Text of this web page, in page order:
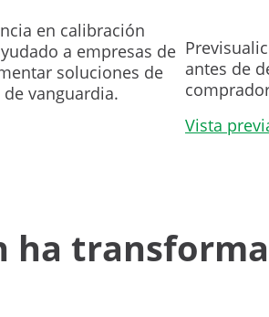
en calibración
a empresas de
soluciones de
vanguardia.
antes de
Vista
ha